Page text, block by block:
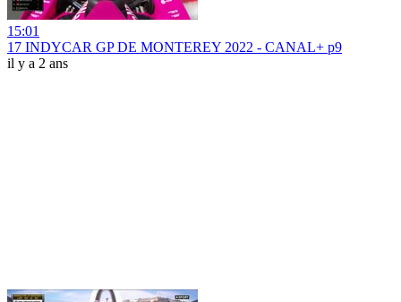
15:01
17 INDYCAR GP DE MONTEREY 2022 - CANAL+ p9
il y a 2 ans